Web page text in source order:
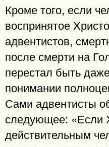
Кроме того, если
воспринятое
адвентистов,
после смерти на
перестал быть
понимании
Сами адвентисты
следующее: «Если
действительным